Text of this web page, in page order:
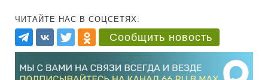
ЧИТАЙТЕ НАС В СОЦСЕТЯХ:
Сообщить новость